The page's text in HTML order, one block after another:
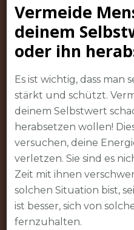
Vermeide
deinem
oder ihn
Es ist wichtig, dass man
stärkt und schützt.
deinem Selbstwert
herabsetzen wollen!
versuchen, deine
verletzen. Sie sind es
Zeit mit ihnen
solchen Situation bist,
ist besser, sich von
fernzuhalten.